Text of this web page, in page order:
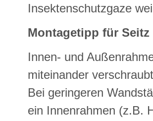
Insektenschutzgaze
Montagetipp für Seitz
Innen- und
miteinander
Bei geringeren
ein Innenrahmen (z.B.